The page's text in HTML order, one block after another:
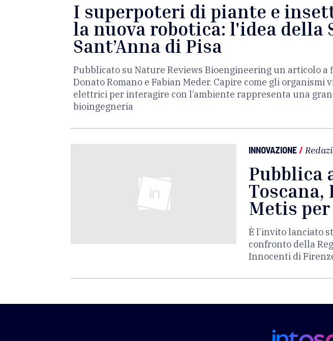
I superpoteri di piante e
la nuova robotica: l'idea della
Sant’Anna di Pisa
Pubblicato su Nature Reviews Bioengineering un articolo a
Donato Romano e Fabian Meder. Capire come gli
elettrici per interagire con l’ambiente rappresenta una
bioingegneria
INNOVAZIONE/
Pubblica
Metis
È l’invito lanciato
confronto della
Innocenti di